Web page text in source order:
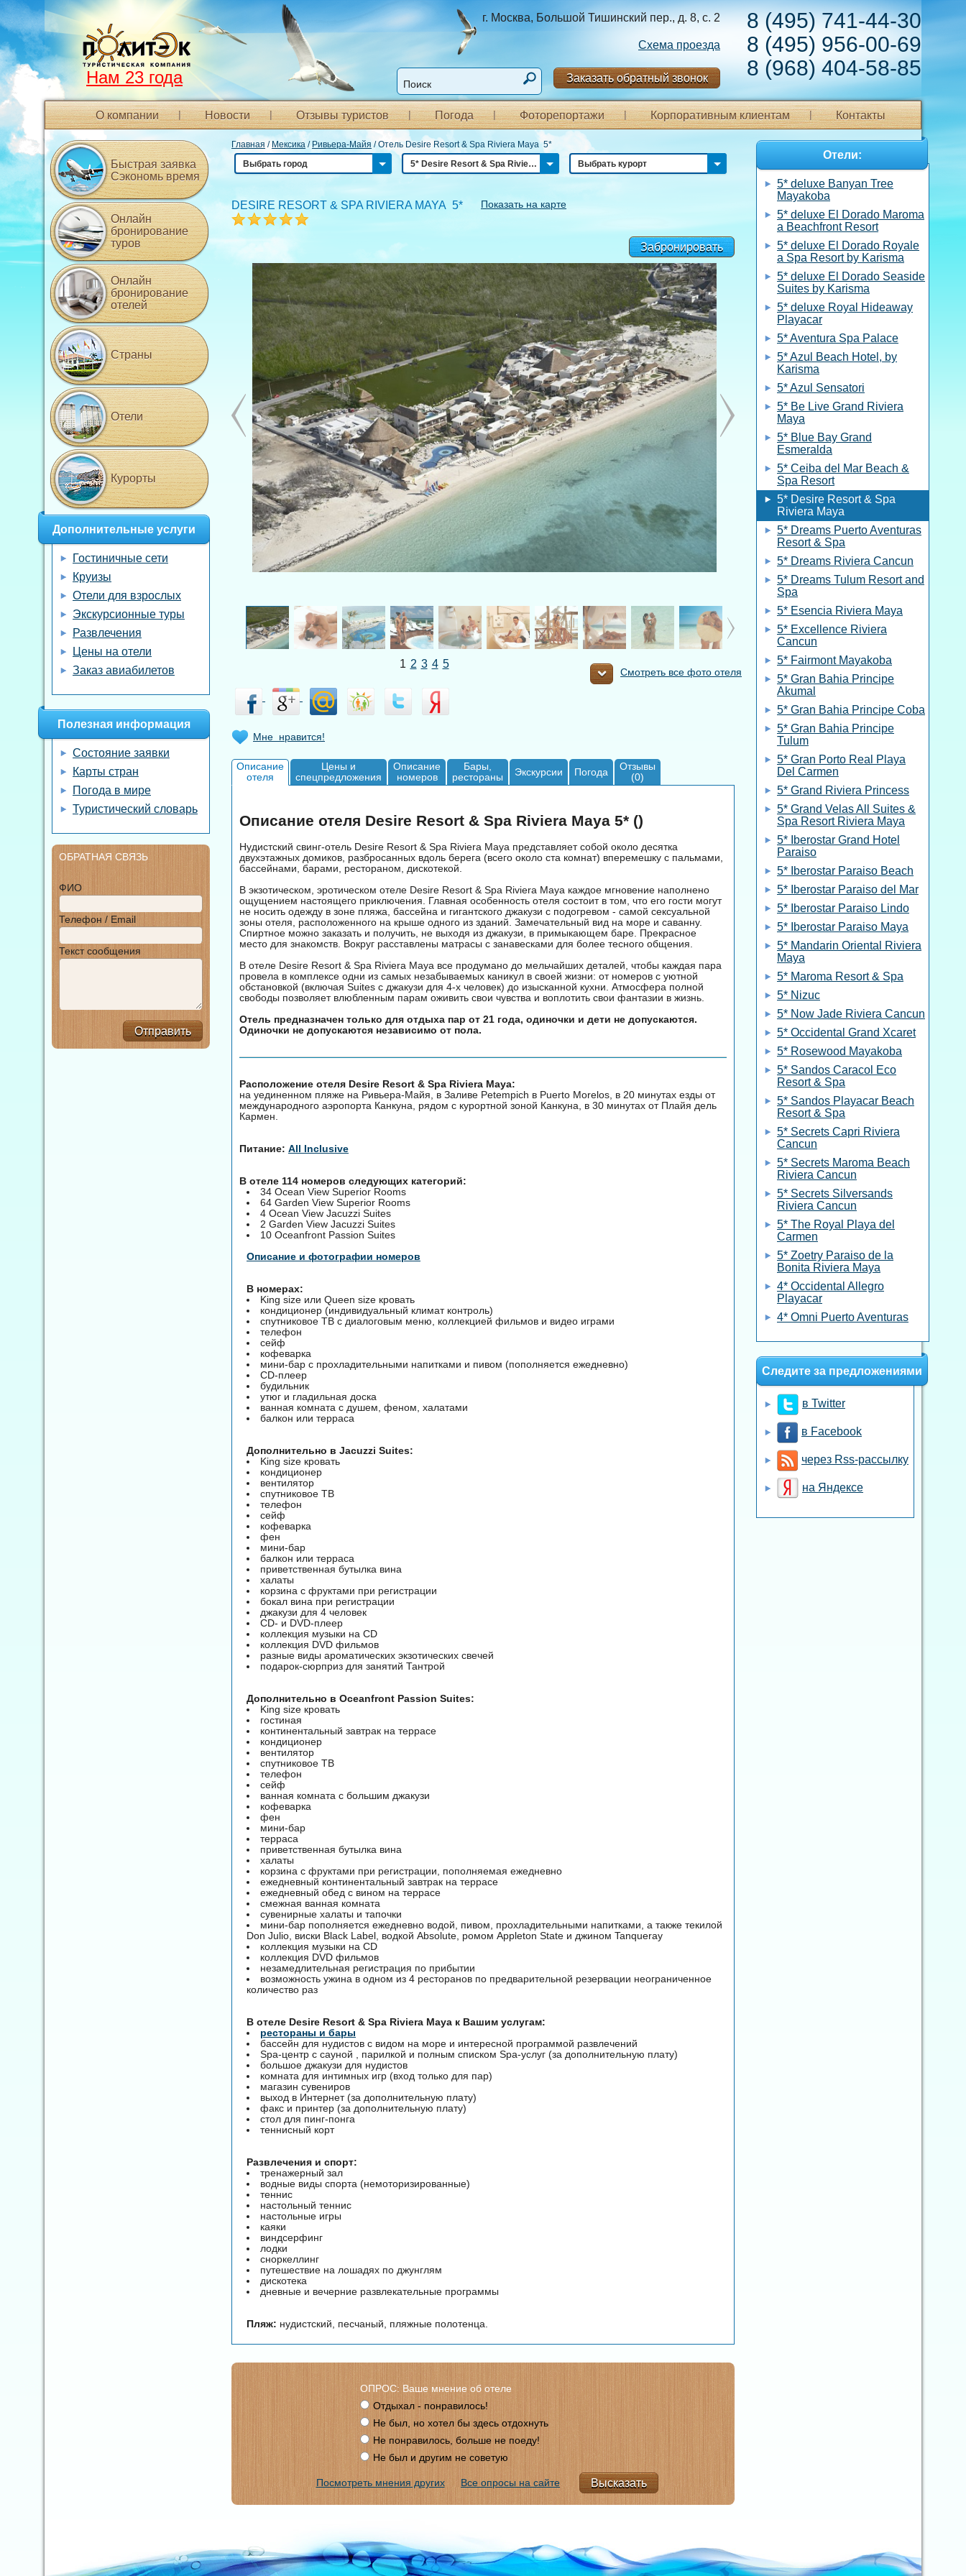
8 (495) 741-44-30
8 (495) 956-00-69
8 (968) 404-58-85
г. Москва, Большой Тишинский пер., д. 8, с. 2
Схема проезда
Заказать обратный звонок
Нам 23 года
О компании Новости Отзывы туристов Погода Фоторепортажи Корпоративным клиентам Контакты
Главная / Мексика /Ривьера-Майя /Отель Desire Resort & Spa Riviera Maya 5*
Выбрать город
5* Desire Resort & Spa Riviera Maya Выбрать курорт
DESIRE RESORT & SPA RIVIERA MAYA 5* Показать на карте
Забронировать
Смотреть все фото отеля
1 2 3 4 5
Мне нравится!
Описание
отеля
Цены и
спецпредложения
Описание
номеров
Бары,
рестораны
Экскурсии Погода
Отзывы
(0)
Описание отеля Desire Resort & Spa Riviera Maya 5* ()
Нудистский свинг-отель Desire Resort & Spa Riviera Maya представляет собой около десятка
двухэтажных домиков, разбросанных вдоль берега (всего около ста комнат) вперемешку с пальмами,
бассейнами, барами, рестораном, дискотекой.
В экзотическом, эротическом отеле Desire Resort & Spa Riviera Maya каждое мгновение наполнено
ощущением настоящего приключения. Главная особенность отеля состоит в том, что его гости могут
не носить одежду в зоне пляжа, бассейна и гигантского джакузи с подогревом - самой сексуальной
зоны отеля, расположенного на крыше одного из зданий. Замечательный вид на море и саванну.
Спиртное можно заказать и получить, не выходя из джакузи, в примыкающем баре. Прекрасное
место для знакомств. Вокруг расставлены матрасы с занавесками для более тесного общения.
В отеле Desire Resort & Spa Riviera Maya все продумано до мельчайших деталей, чтобы каждая пара
провела в комплексе одни из самых незабываемых каникул в своей жизни: от номеров с уютной
обстановкой (включая Suites с джакузи для 4-х человек) до изысканной кухни. Атмосфера полной
свободы позволяет влюбленным парам оживить свои чувства и воплотить свои фантазии в жизнь.
Отель предназначен только для отдыха пар от 21 года, одиночки и дети не допускаются.
Одиночки не допускаются независимо от пола.
Расположение отеля Desire Resort & Spa Riviera Maya:
на уединенном пляже на Ривьера-Майя, в Заливе Petempich в Puerto Morelos, в 20 минутах езды от
международного аэропорта Канкуна, рядом с курортной зоной Канкуна, в 30 минутах от Плайя дель
Кармен.
Питание: All Inclusive
В отеле 114 номеров следующих категорий:
34 Ocean View Superior Rooms
64 Garden View Superior Rooms
4 Ocean View Jacuzzi Suites
2 Garden View Jacuzzi Suites
10 Oceanfront Passion Suites
Описание и фотографии номеров
В номерах:
King size или Queen size кровать
кондиционер (индивидуальный климат контроль)
спутниковое ТВ с диалоговым меню, коллекцией фильмов и видео играми
телефон
сейф
кофеварка
мини-бар с прохладительными напитками и пивом (пополняется ежедневно)
CD-плеер
будильник
утюг и гладильная доска
ванная комната с душем, феном, халатами
балкон или терраса
Дополнительно в Jacuzzi Suites:
King size кровать
кондиционер
вентилятор
спутниковое ТВ
телефон
сейф
кофеварка
фен
мини-бар
балкон или терраса
приветственная бутылка вина
халаты
корзина с фруктами при регистрации
бокал вина при регистрации
джакузи для 4 человек
CD- и DVD-плеер
коллекция музыки на CD
коллекция DVD фильмов
разные виды ароматических экзотических свечей
подарок-сюрприз для занятий Тантрой
Дополнительно в Oceanfront Passion Suites:
King size кровать
гостиная
континентальный завтрак на террасе
кондиционер
вентилятор
спутниковое ТВ
телефон
сейф
ванная комната с большим джакузи
кофеварка
фен
мини-бар
терраса
приветственная бутылка вина
халаты
корзина с фруктами при регистрации, пополняемая ежедневно
ежедневный континентальный завтрак на террасе
ежедневный обед с вином на террасе
смежная ванная комната
сувенирные халаты и тапочки
мини-бар пополняется ежедневно водой, пивом, прохладительными напитками, а также текилой
Don Julio, виски Black Label, водкой Absolute, ромом Appleton State и джином Tanqueray
коллекция музыки на CD
коллекция DVD фильмов
незамедлительная регистрация по прибытии
возможность ужина в одном из 4 ресторанов по предварительной резервации неограниченное
количество раз
B отеле Desire Resort & Spa Riviera Maya к Вашим услугам:
рестораны и бары
бассейн для нудистов с видом на море и интересной программой развлечений
Spa-центр с сауной , парилкой и полным списком Spa-услуг (за дополнительную плату)
большое джакузи для нудистов
комната для интимных игр (вход только для пар)
магазин сувениров
выход в Интернет (за дополнительную плату)
факс и принтер (за дополнительную плату)
стол для пинг-понга
теннисный корт
Развлечения и спорт:
тренажерный зал
водные виды спорта (немоторизированные)
теннис
настольный теннис
настольные игры
каяки
виндсерфинг
лодки
сноркеллинг
путешествие на лошадях по джунглям
дискотека
дневные и вечерние развлекательные программы
Пляж: нудистский, песчаный, пляжные полотенца.
ОПРОС: Ваше мнение об отеле
Отдыхал - понравилось!
Не был, но хотел бы здесь отдохнуть
Не понравилось, больше не поеду!
Не был и другим не советую
Посмотреть мнения других Все опросы на сайте
Быстрая заявка
Сэкономь время
Онлайн
бронирование
туров
Онлайн
бронирование
отелей
Страны
Отели
Курорты
Дополнительные услуги
Гостиничные сети
Круизы
Отели для взрослых
Экскурсионные туры
Развлечения
Цены на отели
Заказ авиабилетов
Полезная информация
Состояние заявки
Карты стран
Погода в мире
Туристический словарь
ОБРАТНАЯ СВЯЗЬ
ФИО
Телефон / Email
Текст сообщения
Отправить
Отели:
5* deluxe Banyan Tree
Mayakoba
5* deluxe El Dorado Maroma
a Beachfront Resort
5* deluxe El Dorado Royale
a Spa Resort by Karisma
5* deluxe El Dorado Seaside
Suites by Karisma
5* deluxe Royal Hideaway
Playacar
5* Aventura Spa Palace
5* Azul Beach Hotel, by
Karisma
5* Azul Sensatori
5* Be Live Grand Riviera
Maya
5* Blue Bay Grand
Esmeralda
5* Ceiba del Mar Beach &
Spa Resort
5* Desire Resort & Spa
Riviera Maya
5* Dreams Puerto Aventuras
Resort & Spa
5* Dreams Riviera Cancun
5* Dreams Tulum Resort and
Spa
5* Esencia Riviera Maya
5* Excellence Riviera
Cancun
5* Fairmont Mayakoba
5* Gran Bahia Principe
Akumal
5* Gran Bahia Principe Coba
5* Gran Bahia Principe
Tulum
5* Gran Porto Real Playa
Del Carmen
5* Grand Riviera Princess
5* Grand Velas All Suites &
Spa Resort Riviera Maya
5* Iberostar Grand Hotel
Paraiso
5* Iberostar Paraiso Beach
5* Iberostar Paraiso del Mar
5* Iberostar Paraiso Lindo
5* Iberostar Paraiso Maya
5* Mandarin Oriental Riviera
Maya
5* Maroma Resort & Spa
5* Nizuc
5* Now Jade Riviera Cancun
5* Occidental Grand Xcaret
5* Rosewood Mayakoba
5* Sandos Caracol Eco
Resort & Spa
5* Sandos Playacar Beach
Resort & Spa
5* Secrets Capri Riviera
Cancun
5* Secrets Maroma Beach
Riviera Cancun
5* Secrets Silversands
Riviera Cancun
5* The Royal Playa del
Carmen
5* Zoetry Paraiso de la
Bonita Riviera Maya
4* Occidental Allegro
Playacar
4* Omni Puerto Aventuras
Следите за предложениями
в Twitter
в Facebook
через Rss-рассылку
на Яндексе